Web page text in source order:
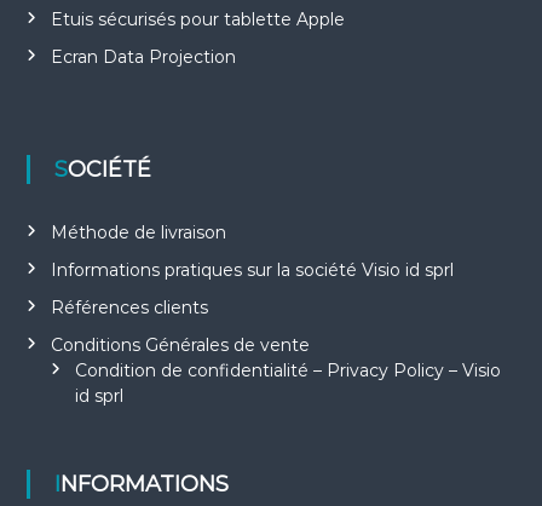
Etuis sécurisés pour tablette Apple
Ecran Data Projection
SOCIÉTÉ
Méthode de livraison
Informations pratiques sur la société Visio id sprl
Références clients
Conditions Générales de vente
Condition de confidentialité – Privacy Policy – Visio
id sprl
INFORMATIONS